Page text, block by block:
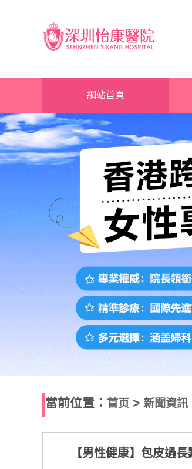
網站首頁
當前位置： 首页 > 新聞資訊
【男性健康】包皮過